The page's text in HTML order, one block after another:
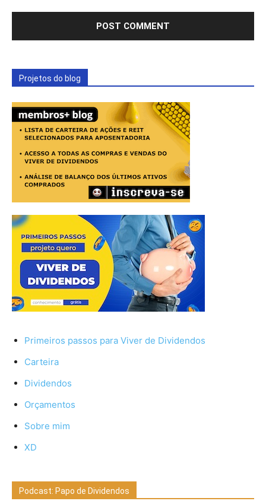
Projetos do blog
Primeiros passos para Viver de Dividendos
Carteira
Dividendos
Orçamentos
Sobre mim
XD
Podcast: Papo de Dividendos